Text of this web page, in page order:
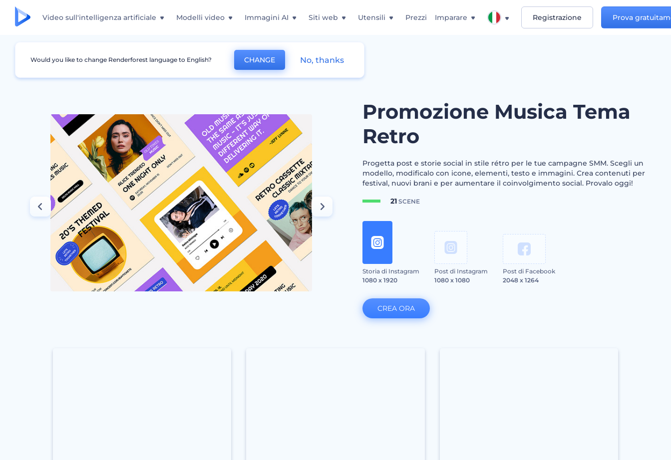
Video sull'intelligenza artificiale Modelli video Immagini AI Siti web Utensili Prezzi Imparare Registrazione Prova
Grafica Storia Instagram Promozione Musica Tema Retro
Promozione Musica Tema
Retro
Progetta post e storie social in stile rétro per le tue campagne SMM. Scegli un
modello, modificalo con icone, elementi, testo e immagini. Crea contenuti per
festival, nuovi brani e per aumentare il coinvolgimento social. Provalo oggi!
21 SCENE
Storia di Instagram
1080 x 1920
Post di Instagram
1080 x 1080
Post di Facebook
2048 x 1264
CREA ORA
Would you like to change Renderforest language to English? CHANGE No, thanks